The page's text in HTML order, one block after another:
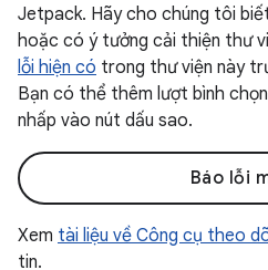
Jetpack. Hãy cho chúng tôi
hoặc có ý tưởng cải thiện thư
lỗi hiện có trong thư viện này
Bạn có thể thêm lượt bình
nhấp vào nút dấu sao.
Báo lỗi
Xem tài liệu về Công cụ theo
tin.